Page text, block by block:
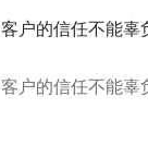
客户的信任不能辜
客户的信任不能辜